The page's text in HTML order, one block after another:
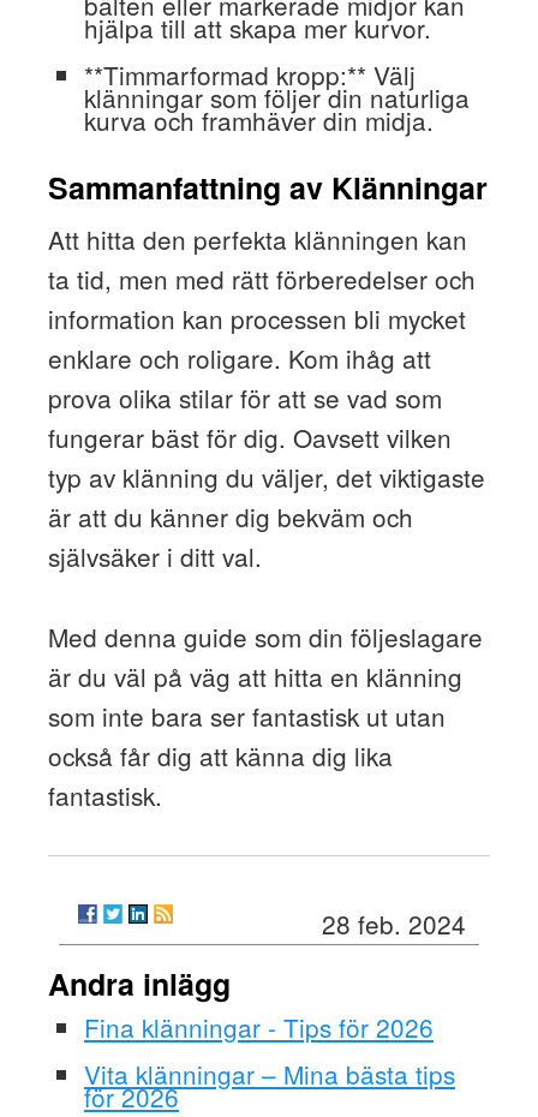
hjälpa till att skapa mer kurvor.
**Timmarformad kropp:** Välj
klänningar som följer din naturliga
kurva och framhäver din midja.
Sammanfattning av Klänningar
Att hitta den perfekta klänningen kan
ta tid, men med rätt förberedelser och
information kan processen bli mycket
enklare och roligare. Kom ihåg att
prova olika stilar för att se vad som
fungerar bäst för dig. Oavsett vilken
typ av klänning du väljer, det viktigaste
är att du känner dig bekväm och
självsäker i ditt val.
Med denna guide som din följeslagare
är du väl på väg att hitta en klänning
som inte bara ser fantastisk ut utan
också får dig att känna dig lika
fantastisk.
28 feb. 2024
Andra inlägg
Fina klänningar - Tips för 2026
Vita klänningar – Mina bästa tips
för 2026